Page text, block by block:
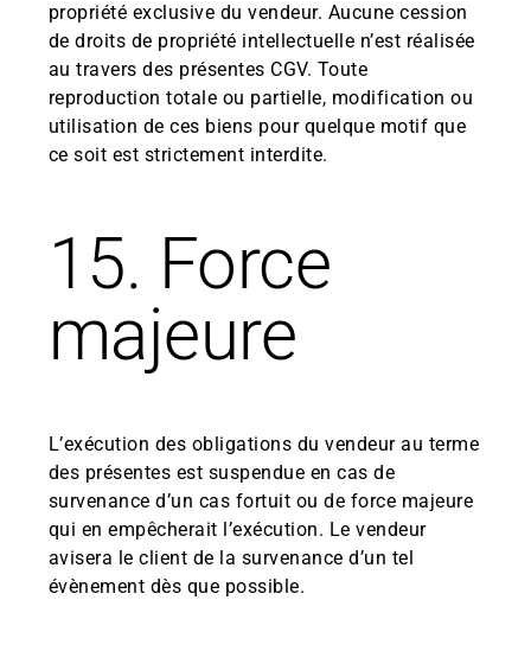
propriété exclusive du vendeur. Aucune cession
de droits de propriété intellectuelle n’est réalisée
au travers des présentes CGV. Toute
reproduction totale ou partielle, modification ou
utilisation de ces biens pour quelque motif que
ce soit est strictement interdite.
15. Force
majeure
L’exécution des obligations du vendeur au terme
des présentes est suspendue en cas de
survenance d’un cas fortuit ou de force majeure
qui en empêcherait l’exécution. Le vendeur
avisera le client de la survenance d’un tel
évènement dès que possible.